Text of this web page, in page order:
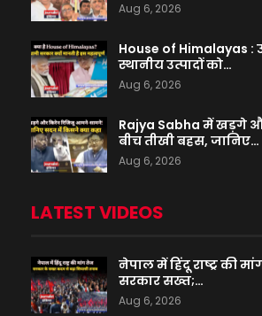
Aug 6, 2026
House of Himalayas :
स्थानीय उत्पादों को…
Aug 6, 2026
Rajya Sabha में खड़गे
बीच तीखी बहस, जानिए…
Aug 6, 2026
LATEST VIDEOS
नेपाल में हिंदू राष्ट्र की
सरकार सख्त;…
Aug 6, 2026